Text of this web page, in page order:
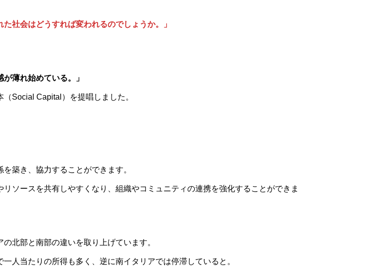
社会はどうすれば変われるのでしょうか。」
薄れ始めている。」
Social Capital）を提唱しました。
築き、協力することができます。
ソースを共有しやすくなり、組織やコミュニティの連携を強化することができま
北部と南部の違いを取り上げています。
人当たりの所得も多く、逆に南イタリアでは停滞していると。